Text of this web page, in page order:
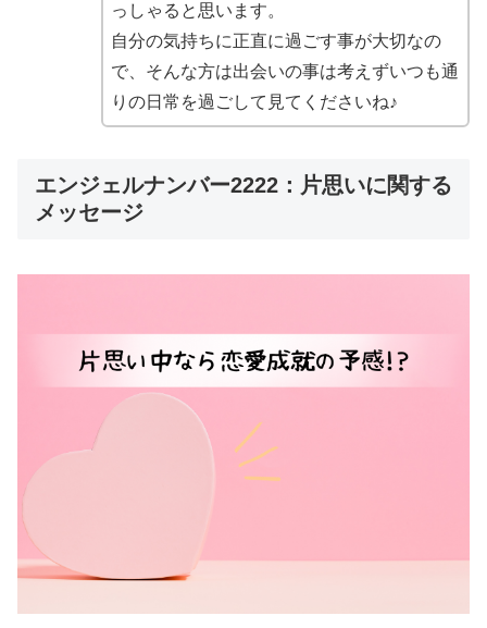
っしゃると思います。
自分の気持ちに正直に過ごす事が大切なの
で、そんな方は出会いの事は考えずいつも通
りの日常を過ごして見てくださいね♪
エンジェルナンバー2222：片思いに関する
メッセージ